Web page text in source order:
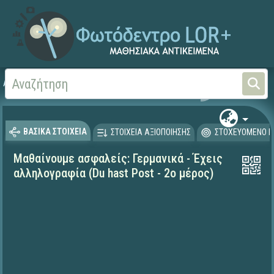
Αρχική Μαθαίνουμε στο Σπίτι
ΒΑΣΙΚΑ ΣΤΟΙΧΕΙΑ ΣΤΟΙΧΕΙΑ ΑΞΙΟΠΟΙΗΣΗΣ ΣΤΟΧΕΥΟΜΕΝΟ
Μαθαίνουμε ασφαλείς: Γερμανικά - Έχεις
αλληλογραφία (Du hast Post - 2ο μέρος)